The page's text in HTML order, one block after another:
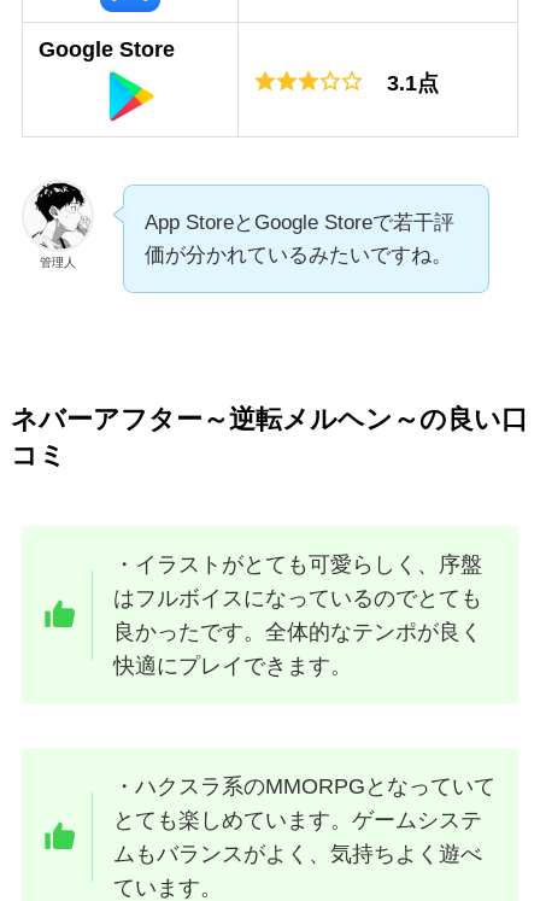
Google Store
3.1点
管理人
App StoreとGoogle Storeで若干評
価が分かれているみたいですね。
ネバーアフター～逆転メルヘン～の良い口
コミ
・イラストがとても可愛らしく、序盤
はフルボイスになっているのでとても
良かったです。全体的なテンポが良く
快適にプレイできます。
・ハクスラ系のMMORPGとなっていて
とても楽しめています。ゲームシステ
ムもバランスがよく、気持ちよく遊べ
ています。